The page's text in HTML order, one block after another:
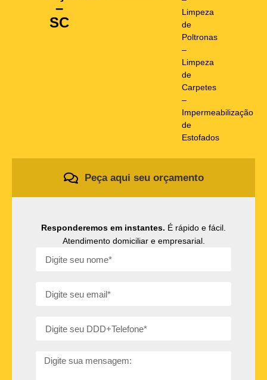
–
SC
Limpeza
de
Poltronas
–
Limpeza
de
Carpetes
–
Impermeabilização
de
Estofados
Peça aqui seu orçamento
Responderemos em instantes. É rápido e fácil.
Atendimento domiciliar e empresarial.